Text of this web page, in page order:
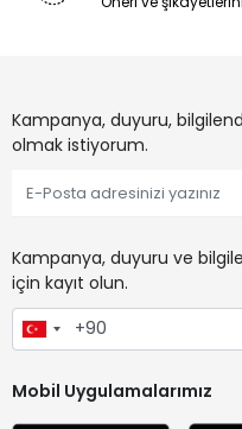
Kampanya, duyuru,
olmak istiyorum.
Kampanya, duyuru ve
için kayıt olun.
Mobil Uygulamalarımız